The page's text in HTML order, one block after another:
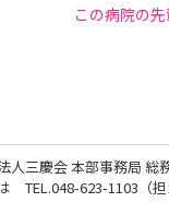
この病院の
人三慶会 本部事務局 総
TEL.048-623-1103（担